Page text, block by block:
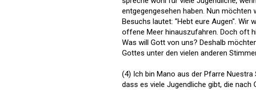
entgegengesehen haben. Nun möchten
Besuchs lautet: "Hebt eure Augen". Wir
offene Meer hinauszufahren. Doch oft
Was will Gott von uns? Deshalb
Gottes unter den vielen anderen
(4) Ich bin Mano aus der Pfarre Nuestra
dass es viele Jugendliche gibt, die nach